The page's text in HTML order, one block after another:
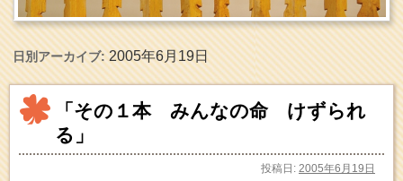
日別アーカイブ:2005年6月19日
「その１本 みんなの命 けずられ
る」
投稿日: 2005年6月19日